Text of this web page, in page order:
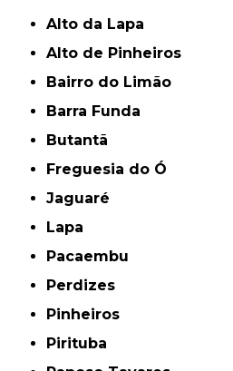
Alto da Lapa
Alto de Pinheiros
Bairro do Limão
Barra Funda
Butantã
Freguesia do Ó
Jaguaré
Lapa
Pacaembu
Perdizes
Pinheiros
Pirituba